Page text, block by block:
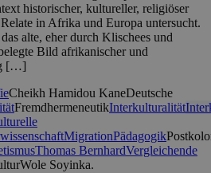
historischer, kultureller, religiöser
in Afrika und Europa untersucht.
alte, eher durch Klischees und
Bild afrikanischer und
[…]
Cheikh Hamidou KaneDeutsche
FremdhermeneutikInterkulturalität
MigrationPädagogik
Thomas BernhardVergleichende
Wole Soyinka.